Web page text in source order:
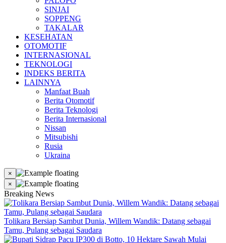
SINJAI
SOPPENG
TAKALAR
KESEHATAN
OTOMOTIF
INTERNASIONAL
TEKNOLOGI
INDEKS BERITA
LAINNYA
Manfaat Buah
Berita Otomotif
Berita Teknologi
Berita Internasional
Nissan
Mitsubishi
Rusia
Ukraina
×
×
Breaking News
Tolikara Bersiap Sambut Dunia, Willem Wandik: Datang sebagai
Tamu, Pulang sebagai Saudara